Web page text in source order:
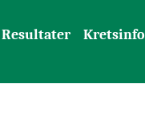
Resultater Kretsinfo